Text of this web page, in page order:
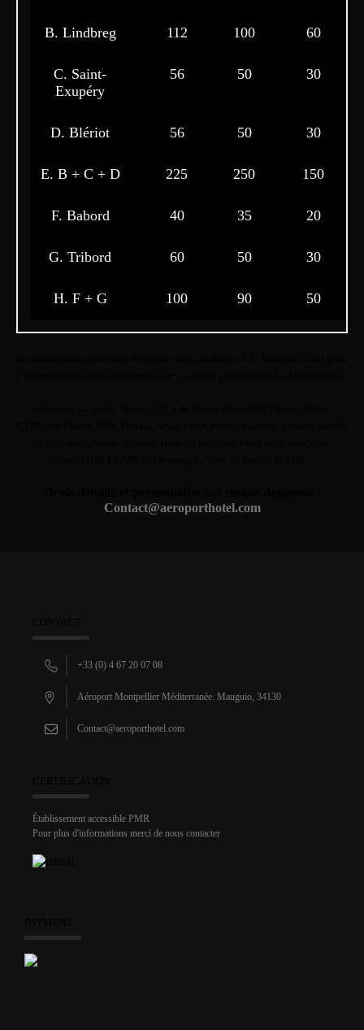
B. Lindbreg 112 100 60
C. Saint-
Exupéry
56 50 30
D. Blériot 56 50 30
E. B + C + D 225 250 150
F. Babord 40 35 20
G. Tribord 60 50 30
H. F + G 100 90 50
Contact@aeroporthotel.com
+33 (0) 4 67 20 07 08
Aéroport Montpellier Méditerranée. Mauguio, 34130
Contact@aeroporthotel.com
Établissement accessible PMR
Pour plus d'informations merci de nous contacter